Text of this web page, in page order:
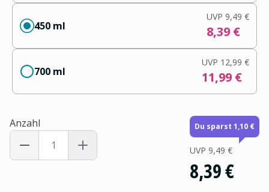
450 ml
UVP 9,49 €
8,39 €
700 ml
UVP 12,99 €
11,99 €
Anzahl Du sparst 1,10 €
UVP 9,49 €
8,39 €